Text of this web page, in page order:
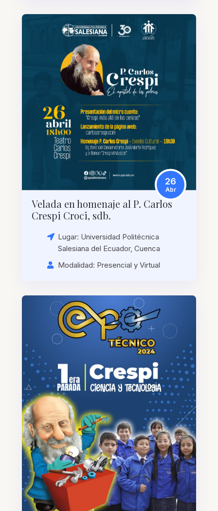
26
Abr
Velada en homenaje al P. Carlos
Crespi Croci, sdb.
Lugar: Universidad Politécnica
Salesiana del Ecuador, Cuenca
Modalidad: Presencial y Virtual